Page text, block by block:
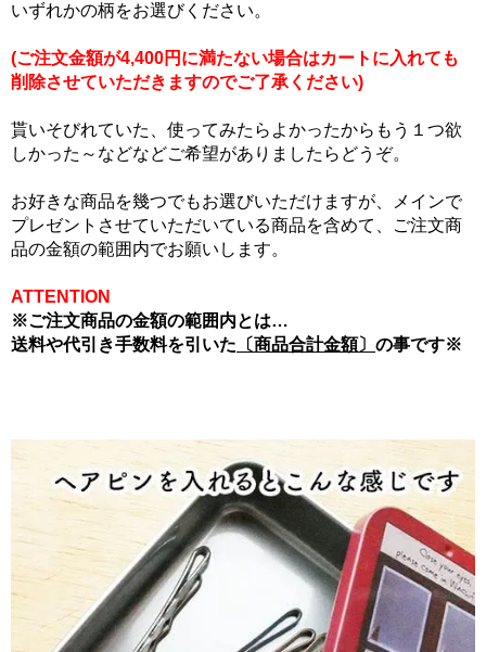
いずれかの柄をお選びください。
(ご注文金額が4,400円に満たない場合はカートに入れても
削除させていただきますのでご了承ください)
貰いそびれていた、使ってみたらよかったからもう１つ欲
しかった～などなどご希望がありましたらどうぞ。
お好きな商品を幾つでもお選びいただけますが、メインで
プレゼントさせていただいている商品を含めて、ご注文商
品の金額の範囲内でお願いします。
ATTENTION
※ご注文商品の金額の範囲内とは…
送料や代引き手数料を引いた 〔商品合計金額〕 の事です※